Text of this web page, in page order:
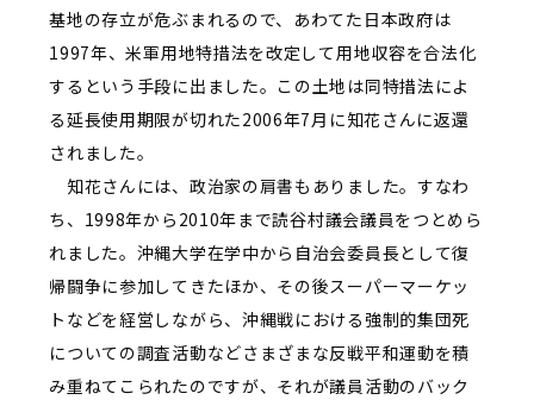
基地の存立が危ぶまれるので、あわてた日本政府は
1997年、米軍用地特措法を改定して用地収容を合法化
するという手段に出ました。この土地は同特措法によ
る延長使用期限が切れた2006年7月に知花さんに返還
されました。
知花さんには、政治家の肩書もありました。すなわ
ち、1998年から2010年まで読谷村議会議員をつとめら
れました。沖縄大学在学中から自治会委員長として復
帰闘争に参加してきたほか、その後スーパーマーケッ
トなどを経営しながら、沖縄戦における強制的集団死
についての調査活動などさまざまな反戦平和運動を積
み重ねてこられたのですが、それが議員活動のバック